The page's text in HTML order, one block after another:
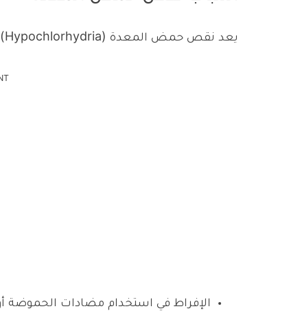
يعد نقص حمض المعدة (Hypochlorhydria) مشكلة شائعة بين العديد من الأشخاص، ومن أسبابها:
الإفراط في استخدام مضادات الحموضة